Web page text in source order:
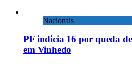
Nacionais
PF indicia 16 por queda
em Vinhedo